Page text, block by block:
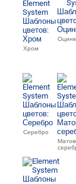
Хром
Серебро